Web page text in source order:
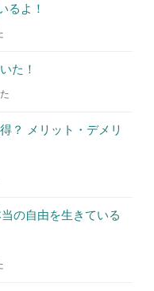
るよ！
た！
？ メリット・デメリ
の自由を生きている